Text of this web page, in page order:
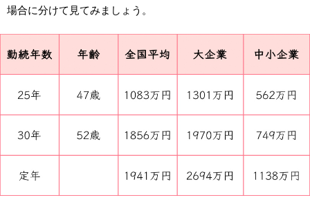
場合に分けて見てみましょう。